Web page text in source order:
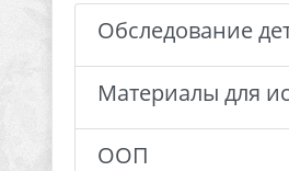
Обследование
Материалы для
ООП